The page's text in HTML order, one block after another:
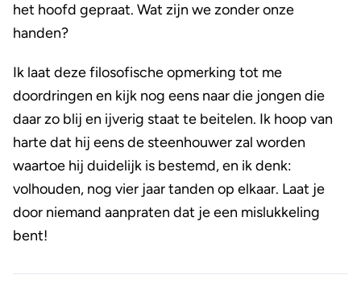
het hoofd gepraat. Wat zijn we zonder onze
handen?
Ik laat deze filosofische opmerking tot me
doordringen en kijk nog eens naar die jongen die
daar zo blij en ijverig staat te beitelen. Ik hoop van
harte dat hij eens de steenhouwer zal worden
waartoe hij duidelijk is bestemd, en ik denk:
volhouden, nog vier jaar tanden op elkaar. Laat je
door niemand aanpraten dat je een mislukkeling
bent!